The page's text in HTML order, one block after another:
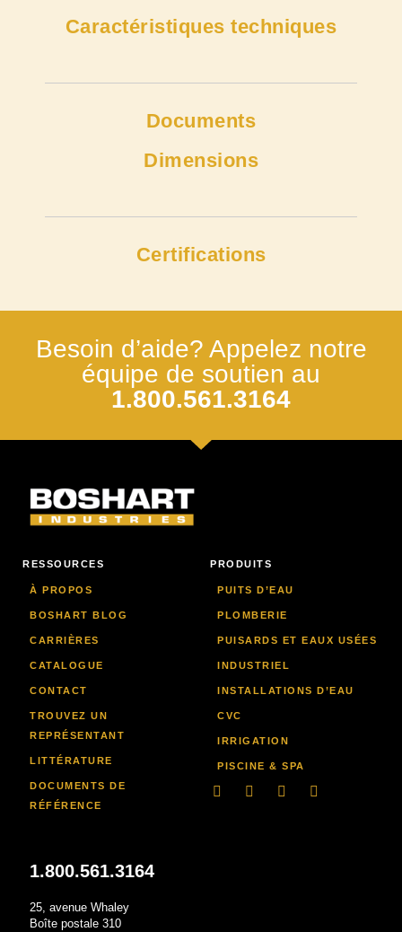
Caractéristiques techniques
Documents
Dimensions
Certifications
Besoin d’aide? Appelez notre
équipe de soutien au
1.800.561.3164
RESSOURCES
À PROPOS
BOSHART BLOG
CARRIÈRES
CATALOGUE
CONTACT
TROUVEZ UN
REPRÉSENTANT
LITTÉRATURE
DOCUMENTS DE
RÉFÉRENCE
PRODUITS
PUITS D’EAU
PLOMBERIE
PUISARDS ET EAUX USÉES
INDUSTRIEL
INSTALLATIONS D’EAU
CVC
IRRIGATION
PISCINE & SPA
LinkedInFacebook-
YoutubeInstagram
1.800.561.3164
25, avenue Whaley
Boîte postale 310